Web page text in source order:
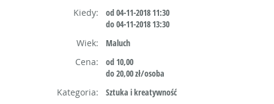
Kiedy:
od 04-11-2018 11:30
do 04-11-2018 13:30
Wiek:
Maluch
Cena:
od 10,00
do 20,00 zł/osoba
Kategoria:
Sztuka i kreatywność